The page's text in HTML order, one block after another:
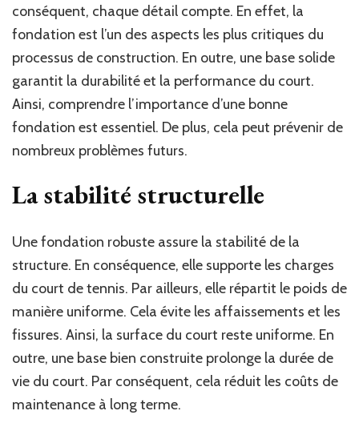
fondation
crucial
pour
la
d’un
court
tennis
Lyon
conséquent, chaque détail compte. En effet, la
fondation est l’un des aspects les plus critiques du
processus de construction. En outre, une base solide
garantit la durabilité et la performance du court.
Ainsi, comprendre l’importance d’une bonne
fondation est essentiel. De plus, cela peut prévenir de
nombreux problèmes futurs.
La stabilité structurelle
Une fondation robuste assure la stabilité de la
structure. En conséquence, elle supporte les charges
du court de tennis. Par ailleurs, elle répartit le poids de
manière uniforme. Cela évite les affaissements et les
fissures. Ainsi, la surface du court reste uniforme. En
outre, une base bien construite prolonge la durée de
vie du court. Par conséquent, cela réduit les coûts de
maintenance à long terme.